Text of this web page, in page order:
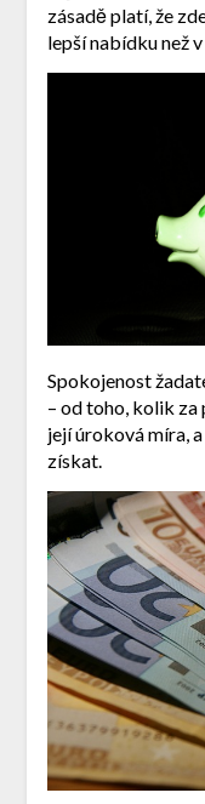
zásadě platí, že
lepší nabídku než
Spokojenost
– od toho, kolik za
její úroková míra,
získat.